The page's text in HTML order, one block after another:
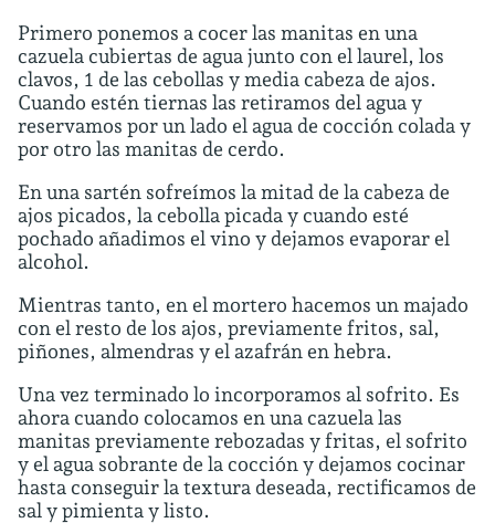
Primero ponemos a cocer las manitas en una
cazuela cubiertas de agua junto con el laurel, los
clavos, 1 de las cebollas y media cabeza de ajos.
Cuando estén tiernas las retiramos del agua y
reservamos por un lado el agua de cocción colada y
por otro las manitas de cerdo.
En una sartén sofreímos la mitad de la cabeza de
ajos picados, la cebolla picada y cuando esté
pochado añadimos el vino y dejamos evaporar el
alcohol.
Mientras tanto, en el mortero hacemos un majado
con el resto de los ajos, previamente fritos, sal,
piñones, almendras y el azafrán en hebra.
Una vez terminado lo incorporamos al sofrito. Es
ahora cuando colocamos en una cazuela las
manitas previamente rebozadas y fritas, el sofrito
y el agua sobrante de la cocción y dejamos cocinar
hasta conseguir la textura deseada, rectificamos de
sal y pimienta y listo.